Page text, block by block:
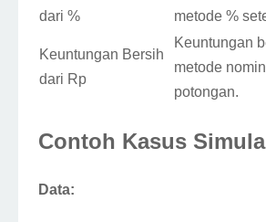
dari %
metode %
Keuntungan Bersih
dari Rp
Keuntungan
metode
potongan.
Contoh Kasus
Data: